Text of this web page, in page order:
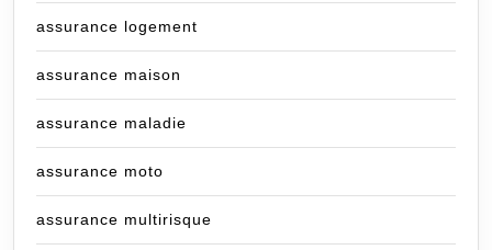
assurance logement
assurance maison
assurance maladie
assurance moto
assurance multirisque